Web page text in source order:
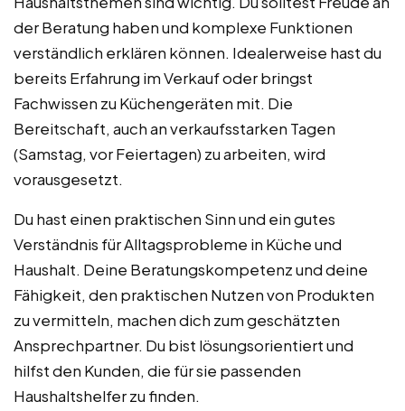
der Beratung haben und komplexe Funktionen
verständlich erklären können. Idealerweise hast du
bereits Erfahrung im Verkauf oder bringst
Fachwissen zu Küchengeräten mit. Die
Bereitschaft, auch an verkaufsstarken Tagen
(Samstag, vor Feiertagen) zu arbeiten, wird
vorausgesetzt.
Du hast einen praktischen Sinn und ein gutes
Verständnis für Alltagsprobleme in Küche und
Haushalt. Deine Beratungskompetenz und deine
Fähigkeit, den praktischen Nutzen von Produkten
zu vermitteln, machen dich zum geschätzten
Ansprechpartner. Du bist lösungsorientiert und
hilfst den Kunden, die für sie passenden
Haushaltshelfer zu finden.